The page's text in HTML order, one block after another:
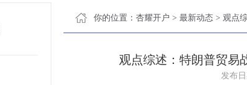
你的位置： 杏耀开户 > 最新动态 > 观点
观点综述：特朗普贸易
发布